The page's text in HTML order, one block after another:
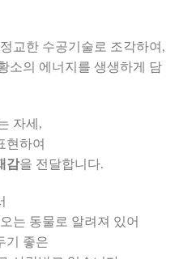
교한 수공기술로 조각하여,
소의 에너지를 생생하게 담
자세,
현하여
감을 전달합니다.
는 동물로 알려져 있어
기 좋은